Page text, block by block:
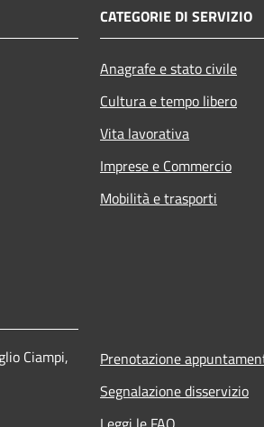
CATEGORIE DI SERVIZIO
Anagrafe e stato civile
Cultura e tempo libero
Vita lavorativa
Imprese e Commercio
Mobilità e trasporti
Ciampi,
Prenotazione
Segnalazione disservizio